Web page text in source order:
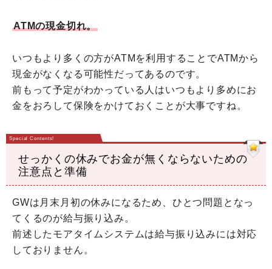
ATMの現金切れ。
いつもより多くの方がATMを利用することでATMから
現金がなくなる可能性だってあるのです。
前もって予定がわかっている人はいつもより多めにお
金をおろして保険をかけておくことが大事ですね。
せっかくの休みでお金が無くならないための
注意点と準備
GWは月末月初の休みになるため、ひとつ問題となっ
てくるのが給与振り込み。
前述したモアタイムシステムは給与振り込みには対応
しておりません。